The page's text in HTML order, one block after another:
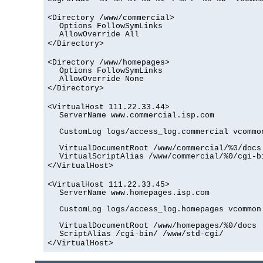
<Directory /www/commercial>
Options FollowSymLinks
AllowOverride All
</Directory>
<Directory /www/homepages>
Options FollowSymLinks
AllowOverride None
</Directory>
<VirtualHost 111.22.33.44>
ServerName www.commercial.isp.com
CustomLog logs/access_log.commercial
VirtualDocumentRoot /www/commercial/%0/docs
VirtualScriptAlias /www/commercial/%0/cgi-
</VirtualHost>
<VirtualHost 111.22.33.45>
ServerName www.homepages.isp.com
CustomLog logs/access_log.homepages vcommon
VirtualDocumentRoot /www/homepages/%0/docs
ScriptAlias /cgi-bin/ /www/std-cgi/
</VirtualHost>